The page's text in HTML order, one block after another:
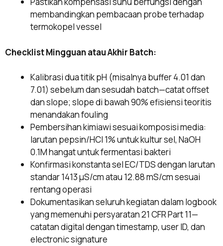
membandingkan pembacaan probe terhadap
termokopel vessel
Checklist Mingguan atau Akhir Batch:
Kalibrasi dua titik pH (misalnya buffer 4.01 dan
7.01) sebelum dan sesudah batch—catat offset
dan slope; slope di bawah 90% efisiensi teoritis
menandakan fouling
Pembersihan kimiawi sesuai komposisi media:
larutan pepsin/HCl 1% untuk kultur sel, NaOH
0.1M hangat untuk fermentasi bakteri
Konfirmasi konstanta sel EC/TDS dengan larutan
standar 1413 μS/cm atau 12.88 mS/cm sesuai
rentang operasi
Dokumentasikan seluruh kegiatan dalam logbook
yang memenuhi persyaratan 21 CFR Part 11—
catatan digital dengan timestamp, user ID, dan
electronic signature